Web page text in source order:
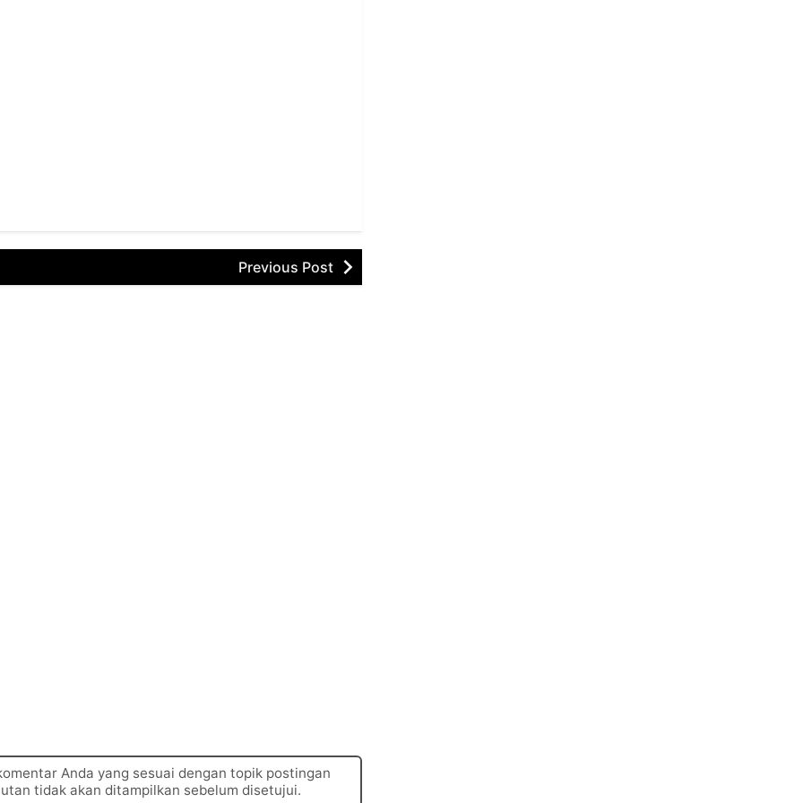
Previous Post
Anda yang sesuai dengan topik postingan
tidak akan ditampilkan sebelum disetujui.